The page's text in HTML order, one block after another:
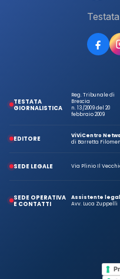
TESTATA
GIORNALISTICA
Reg. Tribunale di
Brescia
n. 13/2009 del 20
febbraio 2009
EDITORE
ViViCentro
di Barretta
SEDE LEGALE Via Plinio Il
SEDE OPERATIVA
E CONTATTI
Assistente
Avv. Luca Zuppelli